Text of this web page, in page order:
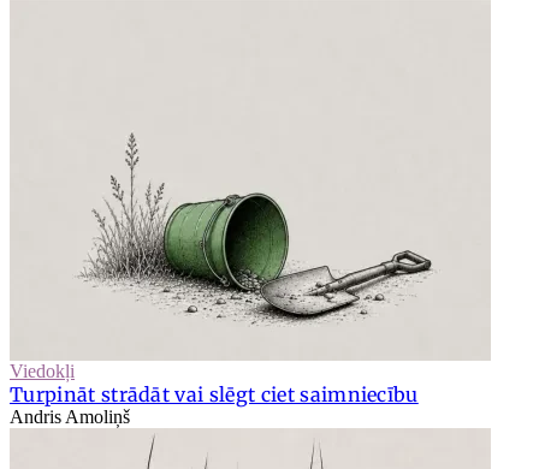
Viedokļi
Turpināt strādāt vai slēgt ciet saimniecību
Andris Amoliņš